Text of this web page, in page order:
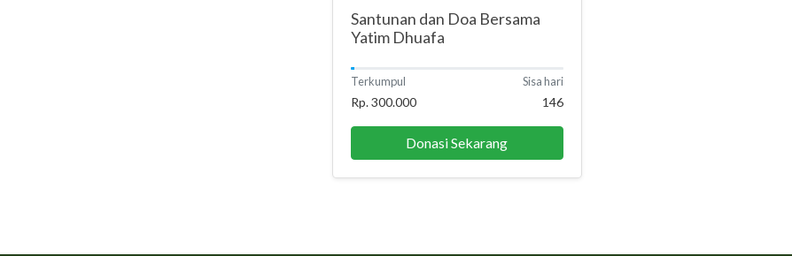
Santunan dan Doa Bersama
Yatim Dhuafa
Terkumpul
Rp. 300.000
Sisa hari
146
Donasi Sekarang